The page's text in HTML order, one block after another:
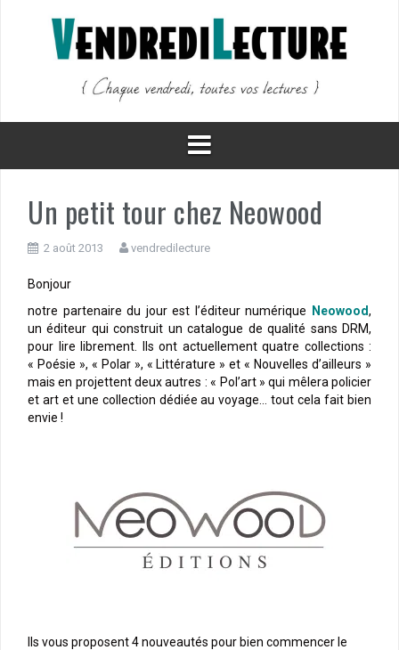
Un petit tour chez Neowood
2 août 2013 vendredilecture
Bonjour
notre partenaire du jour est l’éditeur numérique Neowood,
un éditeur qui construit un catalogue de qualité sans DRM,
pour lire librement. Ils ont actuellement quatre collections :
« Poésie », « Polar », « Littérature » et « Nouvelles d’ailleurs »
mais en projettent deux autres : « Pol’art » qui mêlera policier
et art et une collection dédiée au voyage… tout cela fait bien
envie !
Ils vous proposent 4 nouveautés pour bien commencer le